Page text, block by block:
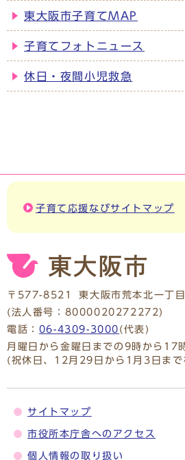
東大阪市子育てMAP
子育てフォトニュース
休日・夜間小児救急
子育て応援なびサイトマップ
〒577-8521
東大阪市荒本北一丁
(法人番号：8000020272272)
電話： 06-4309-3000 (代表)
月曜日から金曜日までの9時から17
(祝休日、12月29日から1月3日まで
サイトマップ
市役所本庁舎へのアクセス
個人情報の取り扱い